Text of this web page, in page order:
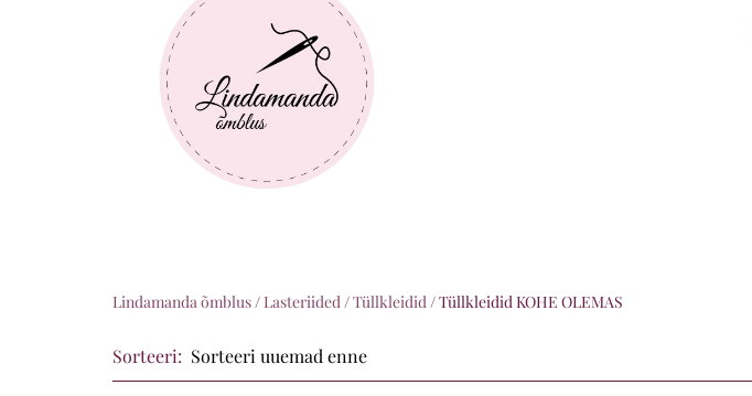
Lindamanda õmblus/ Lasteriided/Tüllkleidid/Tüllkleidid KOHE OLEMAS
Sorteeri: